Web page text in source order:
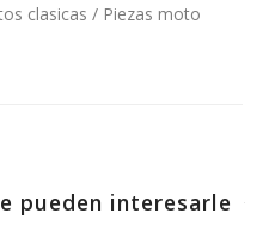
clasicas / Piezas moto
pueden interesarle